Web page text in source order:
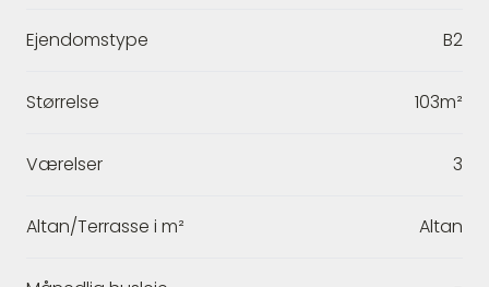
Ejendomstype B2
Størrelse 103m²
Værelser 3
Altan/Terrasse i m² Altan